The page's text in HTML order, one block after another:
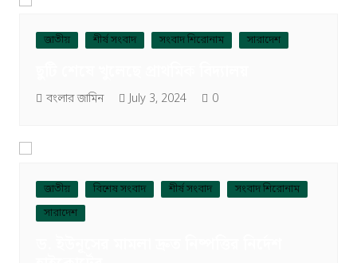
জাতীয় শীর্ষ সংবাদ সংবাদ শিরোনাম সারাদেশ
বংলার জামিন July 3, 2024 0
জাতীয় বিশেষ সংবাদ শীর্ষ সংবাদ
সংবাদ শিরোনাম
সারাদেশ